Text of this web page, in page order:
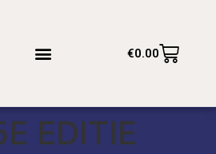
€0.00
EDITIE